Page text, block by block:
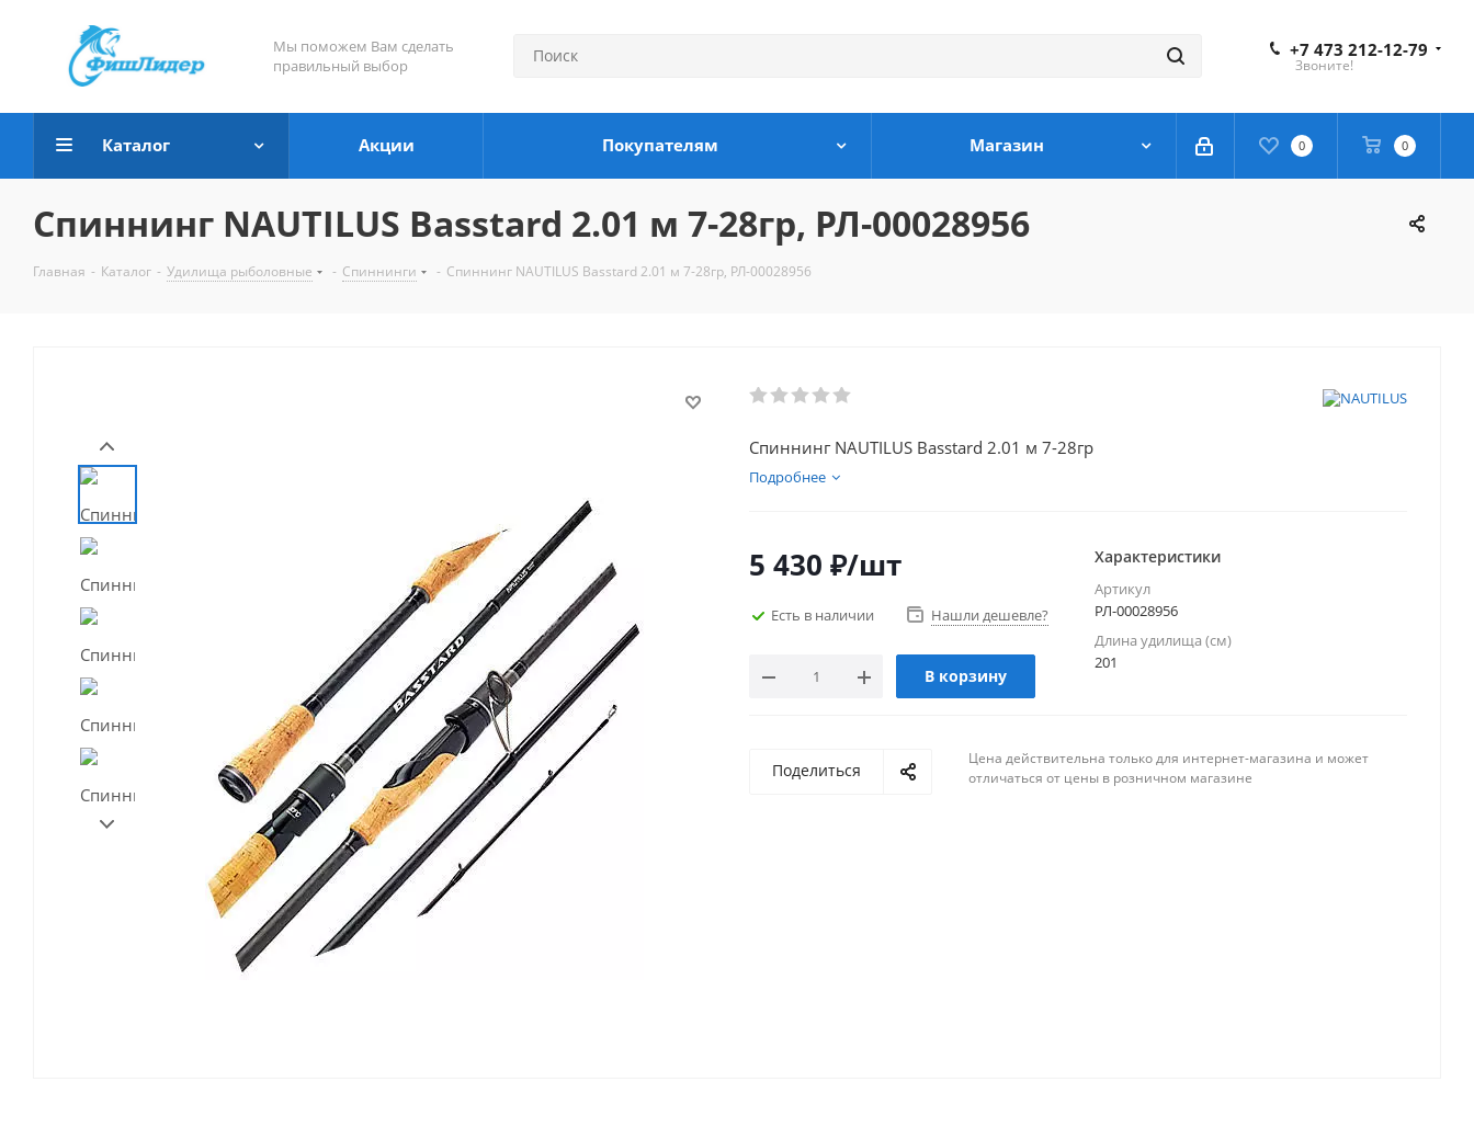
Мы поможем Вам сделать
правильный выбор
+7 473 212-12-79
Звоните!
0 0
Каталог Акции Покупателям Магазин
Спиннинг NAUTILUS Basstard 2.01 м 7-28гр, РЛ-00028956
Главная - Каталог - Удилища рыболовные - Спиннинги - Спиннинг NAUTILUS Basstard 2.01 м 7-28гр, РЛ-00028956
Спиннинг NAUTILUS Basstard 2.01 м 7-28гр
Подробнее
5 430 ₽/шт
Есть в наличии Нашли дешевле?
В корзину
Характеристики
Артикул
РЛ-00028956
Длина удилища (см)
201
Поделиться
Цена действительна только для интернет-магазина и может
отличаться от цены в розничном магазине